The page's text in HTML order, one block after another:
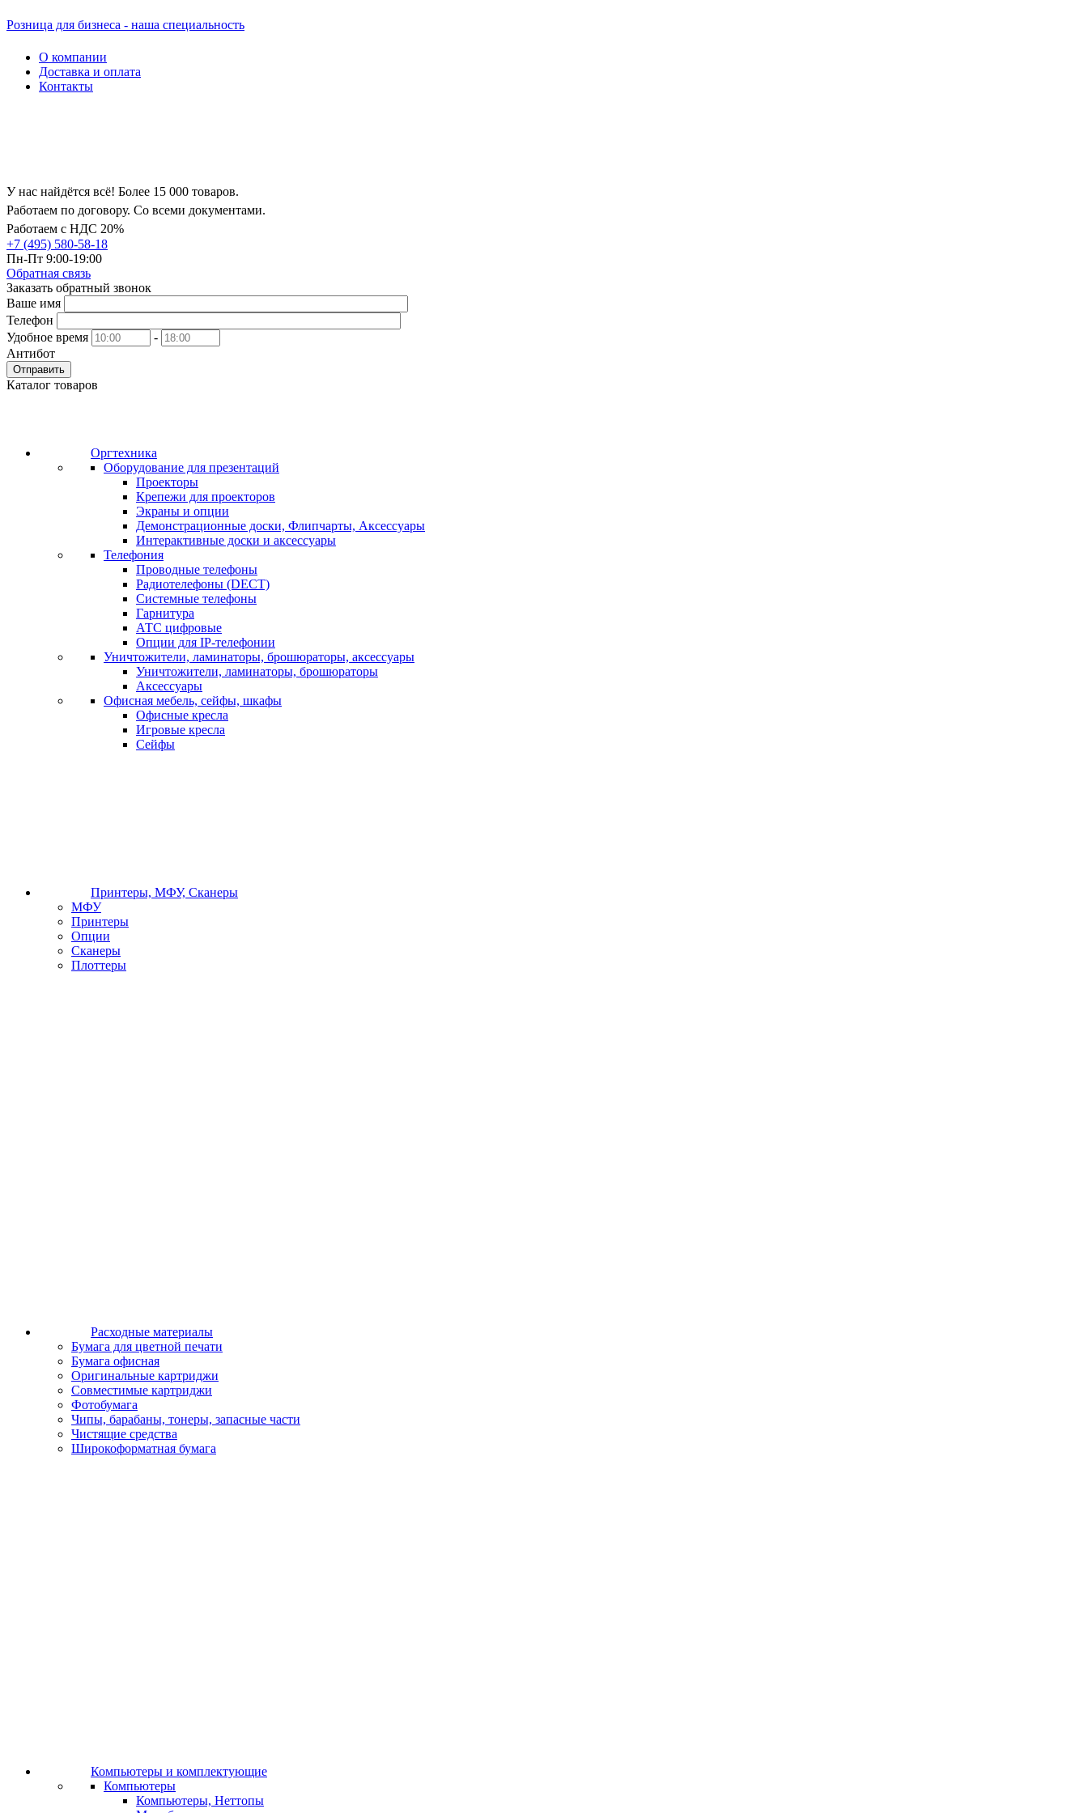
Розница для бизнеса - наша специальность
О компании
Доставка и оплата
Контакты
У нас найдётся всё! Более 15 000 товаров.
Работаем по договору. Со всеми документами.
Работаем с НДС 20%
+7 (495) 580-58-18
Пн-Пт 9:00-19:00
Обратная связь
Заказать обратный звонок
Ваше имя
Телефон
Удобное время
-
Антибот
Отправить
Каталог товаров
Оргтехника
Оборудование для презентаций
Проекторы
Крепежи для проекторов
Экраны и опции
Демонстрационные доски, Флипчарты, Аксессуары
Интерактивные доски и аксессуары
Телефония
Проводные телефоны
Радиотелефоны (DECT)
Системные телефоны
Гарнитура
АТС цифровые
Опции для IP-телефонии
Уничтожители, ламинаторы, брошюраторы, аксессуары
Уничтожители, ламинаторы, брошюраторы
Аксессуары
Офисная мебель, сейфы, шкафы
Офисные кресла
Игровые кресла
Сейфы
Принтеры, МФУ, Сканеры
МФУ
Принтеры
Опции
Сканеры
Плоттеры
Расходные материалы
Бумага для цветной печати
Бумага офисная
Оригинальные картриджи
Совместимые картриджи
Фотобумага
Чипы, барабаны, тонеры, запасные части
Чистящие средства
Широкоформатная бумага
Компьютеры и комплектующие
Компьютеры
Компьютеры, Неттопы